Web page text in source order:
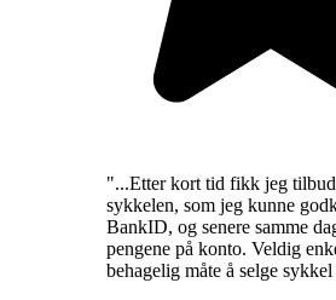
"...Etter kort tid fikk jeg
sykkelen, som jeg kunne
BankID, og senere samme
pengene på konto. Veldig
behagelig måte å selge sykkel